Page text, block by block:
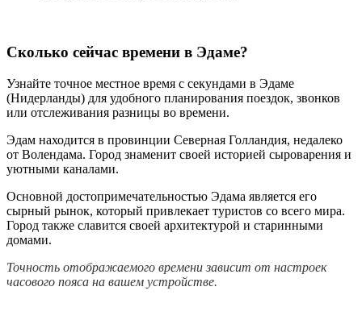
Сколько сейчас времени в Эдаме?
Узнайте точное местное время с секундами в Эдаме
(Нидерланды) для удобного планирования поездок, звонков
или отслеживания разницы во времени.
Эдам находится в провинции Северная Голландия, недалеко
от Волендама. Город знаменит своей историей сыроварения и
уютными каналами.
Основной достопримечательностью Эдама является его
сырный рынок, который привлекает туристов со всего мира.
Город также славится своей архитектурой и старинными
домами.
Точность отображаемого времени зависит от настроек
часового пояса на вашем устройстве.